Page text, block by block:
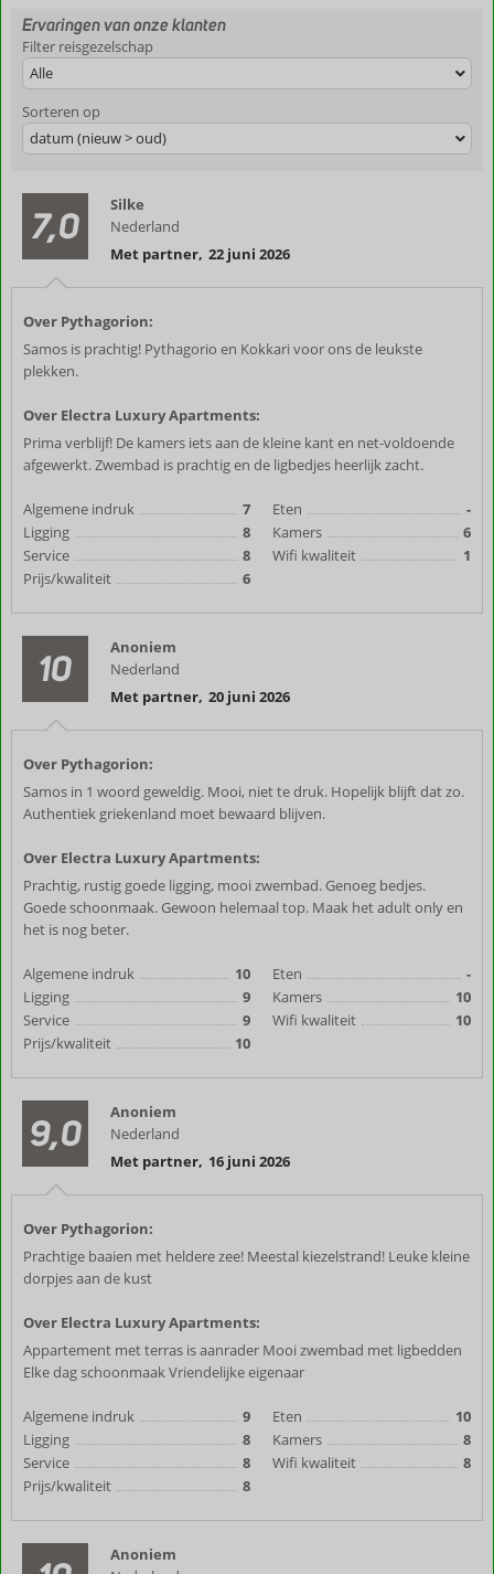
Ervaringen van onze klanten
Filter reisgezelschap
Alle
Sorteren op
datum (nieuw > oud)
7,0
Silke
Nederland
Met partner, 22 juni 2026
Over Pythagorion:
Samos is prachtig! Pythagorio en Kokkari voor ons de leukste
plekken.
Over Electra Luxury Apartments:
Prima verblijf! De kamers iets aan de kleine kant en net-voldoende
afgewerkt. Zwembad is prachtig en de ligbedjes heerlijk zacht.
Algemene indruk
7
Ligging
8
Service
8
Prijs/kwaliteit
6
Eten
-
Kamers
6
Wifi kwaliteit
1
10
Anoniem
Nederland
Met partner, 20 juni 2026
Over Pythagorion:
Samos in 1 woord geweldig. Mooi, niet te druk. Hopelijk blijft dat zo.
Authentiek griekenland moet bewaard blijven.
Over Electra Luxury Apartments:
Prachtig, rustig goede ligging, mooi zwembad. Genoeg bedjes.
Goede schoonmaak. Gewoon helemaal top. Maak het adult only en
het is nog beter.
Algemene indruk
10
Ligging
9
Service
9
Prijs/kwaliteit
10
Eten
-
Kamers
10
Wifi kwaliteit
10
9,0
Anoniem
Nederland
Met partner, 16 juni 2026
Over Pythagorion:
Prachtige baaien met heldere zee! Meestal kiezelstrand! Leuke kleine
dorpjes aan de kust
Over Electra Luxury Apartments:
Appartement met terras is aanrader Mooi zwembad met ligbedden
Elke dag schoonmaak Vriendelijke eigenaar
Algemene indruk
9
Ligging
8
Service
8
Prijs/kwaliteit
8
Eten
10
Kamers
8
Wifi kwaliteit
8
Anoniem